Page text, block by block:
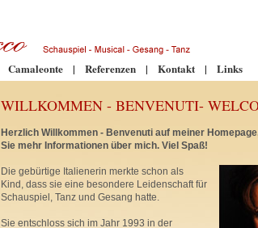
Camaleonte | Referenzen | Kontakt | Links
WILLKOMMEN - BENVENUTI-
Herzlich Willkommen - Benvenuti auf meiner
Sie mehr Informationen über mich. Viel Spaß!
Die gebürtige Italienerin merkte schon als
Kind, dass sie eine besondere Leidenschaft für
Schauspiel, Tanz und Gesang hatte.
Sie entschloss sich im Jahr 1993 in der